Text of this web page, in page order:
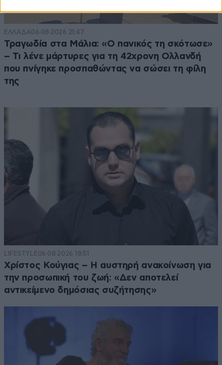
ΕΛΛΑΔΑ06·08·2026 21:47
Τραγωδία στα Μάλια: «Ο πανικός τη σκότωσε»
– Τι λένε μάρτυρες για τη 42χρονη Ολλανδή
που πνίγηκε προσπαθώντας να σώσει τη φίλη
της
LIFESTYLE06·08·2026 18:51
Χρίστος Κούγιας – Η αυστηρή ανακοίνωση για
την προσωπική του ζωή: «Δεν αποτελεί
αντικείμενο δημόσιας συζήτησης»